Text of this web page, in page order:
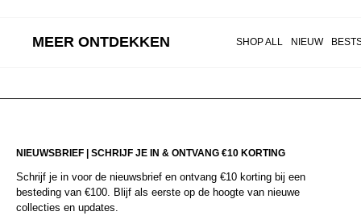
MEER ONTDEKKEN SHOP ALL NIEUW
NIEUWSBRIEF | SCHRIJF JE IN & ONTVANG €10 KORTING
Schrijf je in voor de nieuwsbrief en ontvang €10 korting bij een
besteding van €100. Blijf als eerste op de hoogte van nieuwe
collecties en updates.